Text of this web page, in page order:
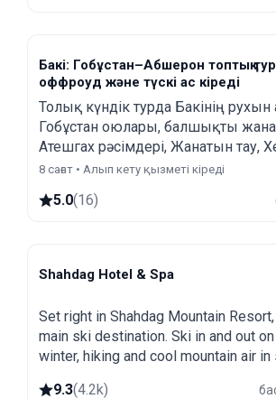
Бакі: Гобұстан–Абшерон топтық
оффроуд және түскі ас кіреді
Толық күндік турда Бакінің
Гобұстан оюлары, балшықты
Атешгах рәсімдері, Жанатын тау,
орталығы жəне жергілікті
8 сағат • Алып кету қызметі кіреді
5.0(16)
Shahdag
Shahdag Hotel & Spa
Set right in Shahdag Mountain
main ski destination. Ski in and out
winter, hiking and cool mountain air in
9.3(4.2k)